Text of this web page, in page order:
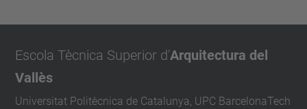
Escola Tècnica Superior d'Arquitectura del
Vallès
Universitat Politècnica de Catalunya, UPC BarcelonaTech